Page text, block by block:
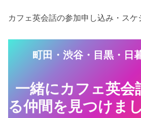
カフェ英会話の参加申し込み・スケ
町田・渋谷・目黒・日
一緒にカフェ英会
る仲間を見つけま